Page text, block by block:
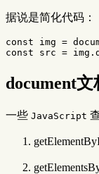
据说是简化代码：
const img =
const
src = img .
document文
一些 JavaScript